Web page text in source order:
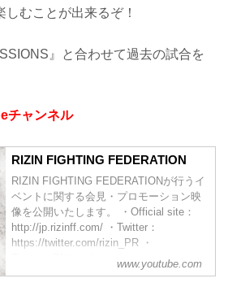
むことが出来るぞ！
』と合わせて過去の試合を
チャンネル
RIZIN FIGHTING FEDERATION
RIZIN FIGHTING FEDERATIONが行うイ
ベントに関する会見・プロモーション映
像を公開いたします。 ・Official site：
http://jp.rizinff.com/ ・Twitter：
https://twitter.com/rizin_PR ・
www.youtube.com